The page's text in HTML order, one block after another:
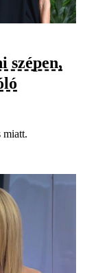
szépen,
miatt.